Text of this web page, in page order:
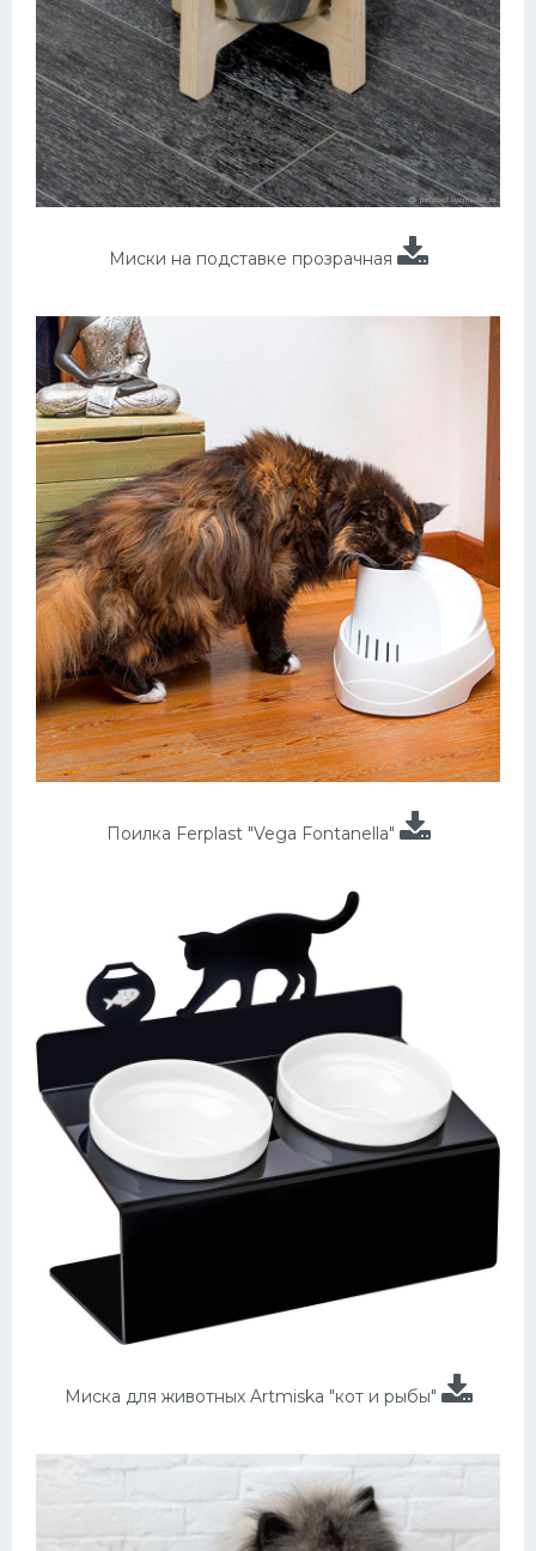
Миски на подставке прозрачная
Поилка Ferplast "Vega Fontanella"
Миска для животных Artmiska "кот и рыбы"